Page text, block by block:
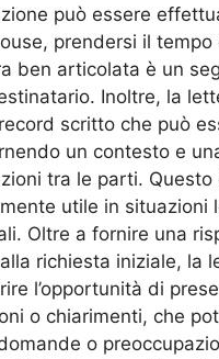
può essere
prendersi il tempo
ben articolata è un
Inoltre, la
scritto che può
un contesto e
tra le parti. Questo
utile in situazioni
Oltre a fornire una
richiesta iniziale, la
l’opportunità di
o chiarimenti, che
o